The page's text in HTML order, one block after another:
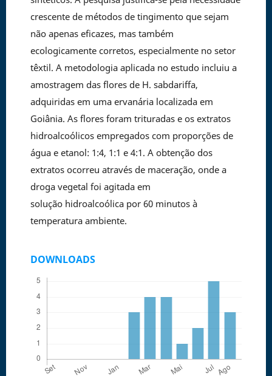
crescente de métodos de tingimento que sejam
não apenas eficazes, mas também
ecologicamente corretos, especialmente no setor
têxtil. A metodologia aplicada no estudo incluiu a
amostragem das flores de H. sabdariffa,
adquiridas em uma ervanária localizada em
Goiânia. As flores foram trituradas e os extratos
hidroalcoólicos empregados com proporções de
água e etanol: 1:4, 1:1 e 4:1. A obtenção dos
extratos ocorreu através de maceração, onde a
droga vegetal foi agitada em
solução hidroalcoólica por 60 minutos à
temperatura ambiente.
DOWNLOADS